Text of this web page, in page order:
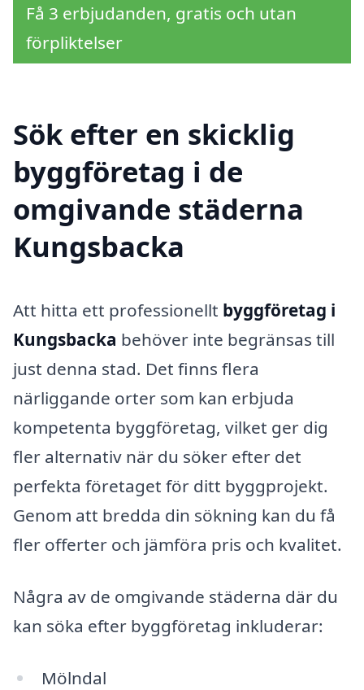
Få 3 erbjudanden, gratis och utan
förpliktelser
Sök efter en skicklig
byggföretag i de
omgivande städerna
Kungsbacka
Att hitta ett professionellt byggföretag i
Kungsbacka behöver inte begränsas till
just denna stad. Det finns flera
närliggande orter som kan erbjuda
kompetenta byggföretag, vilket ger dig
fler alternativ när du söker efter det
perfekta företaget för ditt byggprojekt.
Genom att bredda din sökning kan du få
fler offerter och jämföra pris och kvalitet.
Några av de omgivande städerna där du
kan söka efter byggföretag inkluderar:
Mölndal